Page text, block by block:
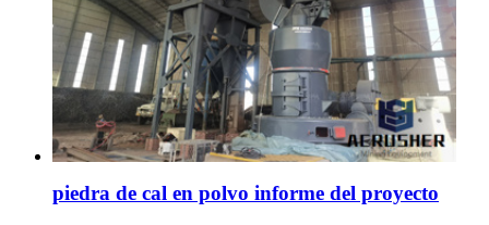
piedra de cal en polvo informe del proyecto